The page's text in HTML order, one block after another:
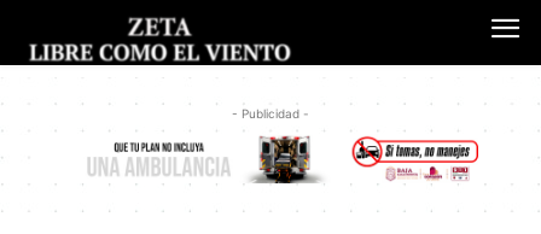
- Publicidad -